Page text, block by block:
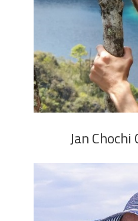
Jan Chochi